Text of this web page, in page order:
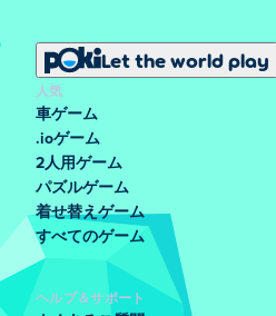
Let the world play
人気
車ゲーム
.ioゲーム
2人用ゲーム
パズルゲーム
着せ替えゲーム
すべてのゲーム
ヘルプ＆サポート